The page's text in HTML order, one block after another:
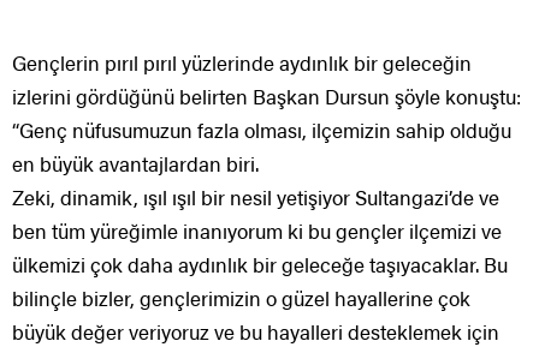
Gençlerin pırıl pırıl yüzlerinde aydınlık bir geleceğin
izlerini gördüğünü belirten Başkan Dursun şöyle konuştu:
“Genç nüfusumuzun fazla olması, ilçemizin sahip olduğu
en büyük avantajlardan biri.
Zeki, dinamik, ışıl ışıl bir nesil yetişiyor Sultangazi’de ve
ben tüm yüreğimle inanıyorum ki bu gençler ilçemizi ve
ülkemizi çok daha aydınlık bir geleceğe taşıyacaklar. Bu
bilinçle bizler, gençlerimizin o güzel hayallerine çok
büyük değer veriyoruz ve bu hayalleri desteklemek için